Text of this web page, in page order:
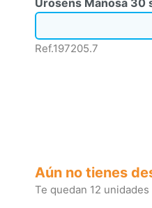
Urosens Manosa 30
Ref.197205.7
Aún no tienes
Te quedan 12